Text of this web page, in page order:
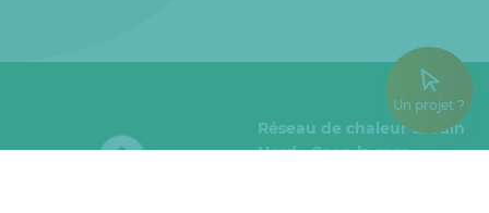
Réseau de chaleur urbain
Nord - Caen la mer
Un projet ?